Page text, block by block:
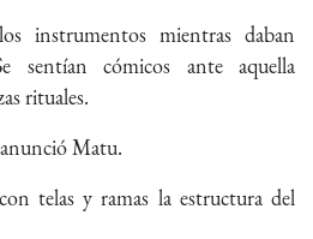
instrumentos mientras daban
sentían cómicos ante aquella
rituales.
Matu.
telas y ramas la estructura del